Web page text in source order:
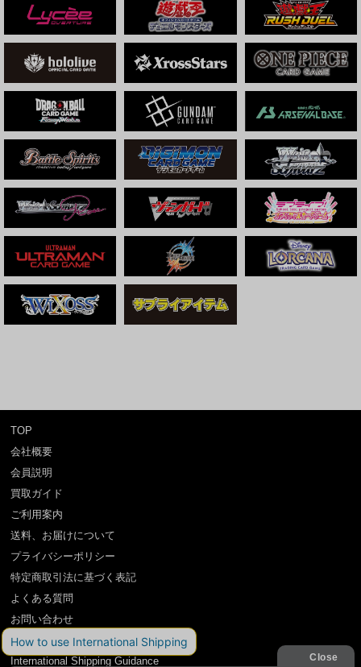
TOP
会社概要
会員説明
買取ガイド
ご利用案内
送料、お届けについて
プライバシーポリシー
特定商取引法に基づく表記
よくある質問
お問い合わせ
利用規約
International Shipping Guidance